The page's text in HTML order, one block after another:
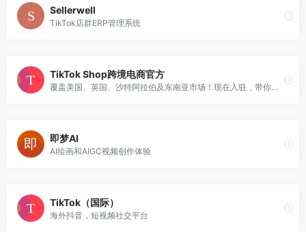
Sellerwell
TikTok店群ERP管理系统
TikTok Shop跨境电商官方
覆盖美国、英国、沙特阿拉伯及东南亚市场！现在入驻，带你轻松打造全球爆品，好货卖全球，开启您的生意增长之旅！
即梦AI
AI绘画和AIGC视频创作体验
TikTok（国际）
海外抖音，短视频社交平台